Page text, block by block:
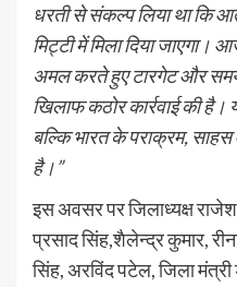
धरती से संकल्प लिया था
मिट्टी में मिला दिया
अमल करते हुए टारगेट और
खिलाफ कठोर कार्रवाई की है।
बल्कि भारत के पराक्रम,
है।”
इस अवसर पर जिलाध्यक्ष
प्रसाद सिंह,शैलेन्द्र कुमार,
सिंह, अरविंद पटेल, जिला